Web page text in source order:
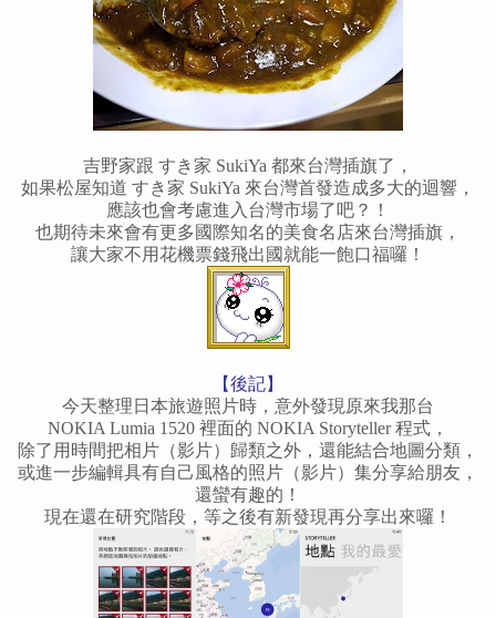
吉野家跟 すき家 SukiYa 都來台灣插旗了，
如果松屋知道 すき家 SukiYa 來台灣首發造成多大的迴響，
應該也會考慮進入台灣市場了吧？！
也期待未來會有更多國際知名的美食名店來台灣插旗，
讓大家不用花機票錢飛出國就能一飽口福囉！
【後記】
今天整理日本旅遊照片時，意外發現原來我那台
NOKIA Lumia 1520 裡面的 NOKIA Storyteller 程式，
除了用時間把相片（影片）歸類之外，還能結合地圖分類，
或進一步編輯具有自己風格的照片（影片）集分享給朋友，
還蠻有趣的！
現在還在研究階段，等之後有新發現再分享出來囉！